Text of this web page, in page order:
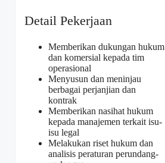
Detail Pekerjaan
Memberikan dukungan hukum
dan komersial kepada tim
operasional
Menyusun dan meninjau
berbagai perjanjian dan
kontrak
Memberikan nasihat hukum
kepada manajemen terkait isu-
isu legal
Melakukan riset hukum dan
analisis peraturan perundang-